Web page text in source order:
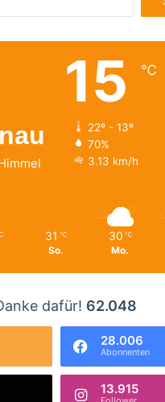
nach:
15 ℃
22º - 13º
70%
3.13 km/h
31 ℃
So.
30 ℃
Mo.
dafür! 62.048
28.006
Abonnenten
13.915